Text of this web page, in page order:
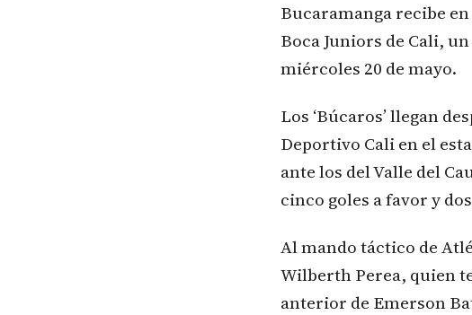
Bucaramanga recibe
Boca Juniors de Cali,
miércoles 20 de mayo.
Los ‘Búcaros’ llegan
Deportivo Cali en el
ante los del Valle del
cinco goles a favor y
Al mando táctico de
Wilberth Perea, quien
anterior de Emerson